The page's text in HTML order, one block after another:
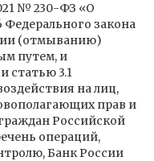
№ 230-ФЗ «О
закона
(отмыванию)
путем, и
статью 3.1
на лиц,
прав и
Российской
операций,
Банк России